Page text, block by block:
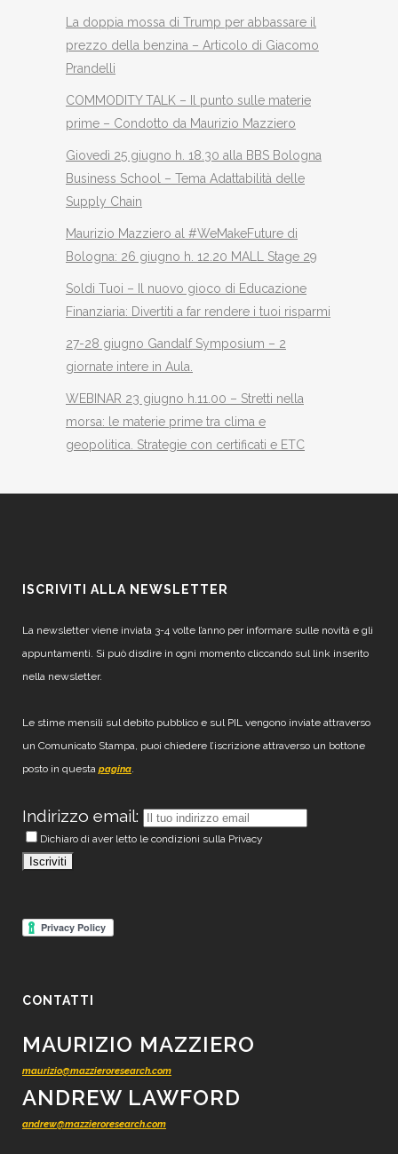
La doppia mossa di Trump per abbassare il
prezzo della benzina – Articolo di Giacomo
Prandelli
COMMODITY TALK – Il punto sulle materie
prime – Condotto da Maurizio Mazziero
Giovedì 25 giugno h. 18.30 alla BBS Bologna
Business School – Tema Adattabilità delle
Supply Chain
Maurizio Mazziero al #WeMakeFuture di
Bologna: 26 giugno h. 12.20 MALL Stage 29
Soldi Tuoi – Il nuovo gioco di Educazione
Finanziaria: Divertiti a far rendere i tuoi risparmi
27-28 giugno Gandalf Symposium – 2
giornate intere in Aula.
WEBINAR 23 giugno h.11.00 – Stretti nella
morsa: le materie prime tra clima e
geopolitica. Strategie con certificati e ETC
ISCRIVITI ALLA NEWSLETTER
La newsletter viene inviata 3-4 volte l’anno per informare sulle novità e gli
appuntamenti. Si può disdire in ogni momento cliccando sul link inserito
nella newsletter.
Le stime mensili sul debito pubblico e sul PIL vengono inviate attraverso
un Comunicato Stampa, puoi chiedere l’iscrizione attraverso un bottone
posto in questa pagina.
Indirizzo email:
Dichiaro di aver letto le condizioni sulla Privacy
CONTATTI
MAURIZIO MAZZIERO
maurizio@mazzieroresearch.com
ANDREW LAWFORD
andrew@mazzieroresearch.com